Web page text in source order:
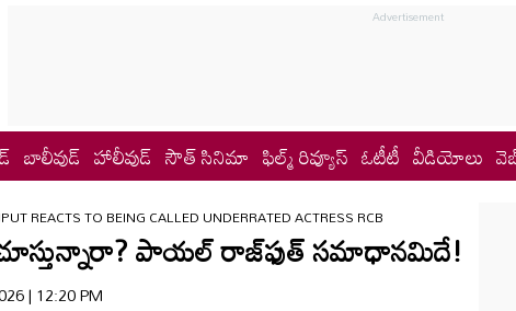
బాలీవుడ్ హాలీవుడ్ సౌత్ సినిమా ఫిల్మ్ రివ్యూస్ ఓటీటీ వీడియోలు
REACTS TO BEING CALLED UNDERRATED ACTRESS RCB
చూస్తున్నారా? పాయల్ రాజ్‌ఫుత్‌ సమాధానమిదే!
| 12:20 PM